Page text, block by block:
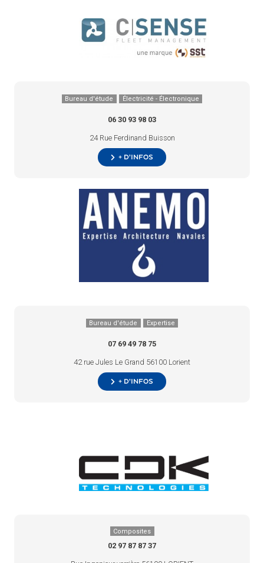
Bureau d'étude Électricité - Électronique
06 30 93 98 03
24 Rue Ferdinand Buisson
+ d’infos
Bureau d'étude Expertise
07 69 49 78 75
42 rue Jules Le Grand 56100 Lorient
+ d’infos
Composites
02 97 87 87 37